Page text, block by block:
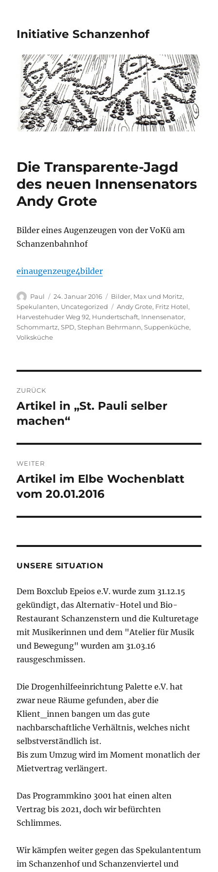
Initiative Schanzenhof
Die Transparente-Jagd
des neuen Innensenators
Andy Grote
Bilder eines Augenzeugen von der VoKü am
Schanzenbahnhof
einaugenzeuge4bilder
Autor
Paul
Veröffentlicht
am
24. Januar 2016 Kategorien
Bilder, Max und Moritz,
Spekulanten, Uncategorized Schlagwörter
Andy Grote, Fritz Hotel,
Harvestehuder Weg 92, Hundertschaft, Innensenator,
Schommartz,SPD,Stephan Behrmann,Suppenküche,
Volksküche
ZURÜCK
Vorheriger
Beitrag:
Artikel in „St. Pauli selber
machen“
WEITER
Nächster
Beitrag:
Artikel im Elbe Wochenblatt
vom 20.01.2016
UNSERE SITUATION
Dem Boxclub Epeios e.V. wurde zum 31.12.15
gekündigt, das Alternativ-Hotel und Bio-
Restaurant Schanzenstern und die Kulturetage
mit Musikerinnen und dem "Atelier für Musik
und Bewegung" wurden am 31.03.16
rausgeschmissen.
Die Drogenhilfeeinrichtung Palette e.V. hat
zwar neue Räume gefunden, aber die
Klient_innen bangen um das gute
nachbarschaftliche Verhältnis, welches nicht
selbstverständlich ist.
Bis zum Umzug wird im Moment monatlich der
Mietvertrag verlängert.
Das Programmkino 3001 hat einen alten
Vertrag bis 2021, doch wir befürchten
Schlimmes.
Wir kämpfen weiter gegen das Spekulantentum
im Schanzenhof und Schanzenviertel und